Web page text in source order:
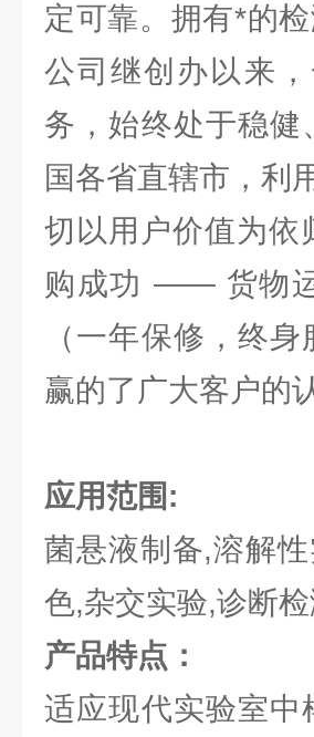
定可靠。拥有*的
公司继创办以来
务，始终处于稳
国各省直辖市，利
切以用户价值为
购成功 —— 货物
（一年保修，终
赢的了广大客户的
应用范围:
菌悬液制备,溶解
色,杂交实验,诊断
产品特点：
适应现代实验室